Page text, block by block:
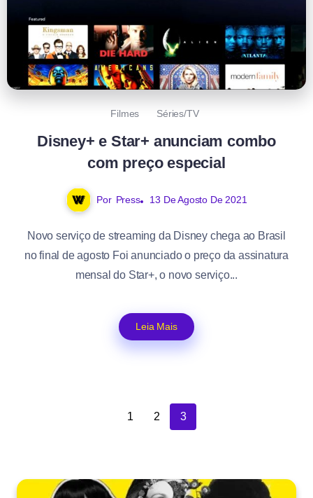
Filmes Séries/TV
Disney+ e Star+ anunciam combo
com preço especial
Por Press 13 De Agosto De 2021
Novo serviço de streaming da Disney chega ao Brasil
no final de agosto Foi anunciado o preço da assinatura
mensal do Star+, o novo serviço...
Leia Mais
1 2 3